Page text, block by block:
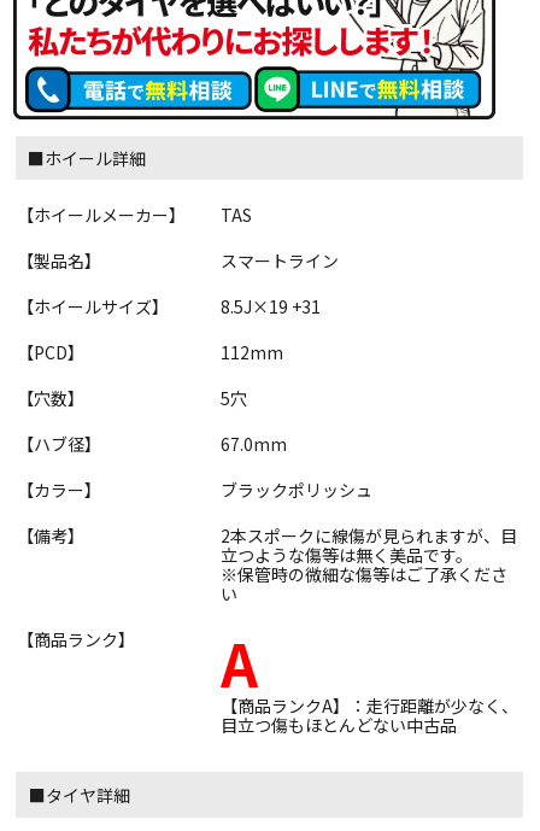
■ホイール詳細
【ホイールメーカー】
TAS
【製品名】
スマートライン
【ホイールサイズ】
8.5J×19 +31
【PCD】
112mm
【穴数】
5穴
【ハブ径】
67.0mm
【カラー】
ブラックポリッシュ
【備考】
2本スポークに線傷が見られますが、目
立つような傷等は無く美品です。
※保管時の微細な傷等はご了承くださ
い
【商品ランク】
A
【商品ランクA】：走行距離が少なく、
目立つ傷もほとんどない中古品
■タイヤ詳細